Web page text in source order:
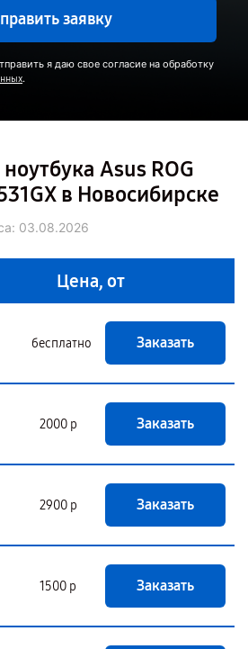
заявку
я даю свое согласие на обработку
.
Asus ROG
в Новосибирске
03.08.2026
Цена, от
бесплатно Заказать
2000 р Заказать
2900 р Заказать
1500 р Заказать